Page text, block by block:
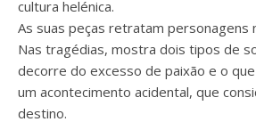
cultura helénica.
As suas peças retratam personagens
Nas tragédias, mostra dois tipos de
decorre do excesso de paixão e o
um acontecimento acidental, que
destino.